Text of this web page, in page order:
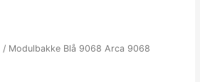
/ Modulbakke Blå 9068 Arca 9068